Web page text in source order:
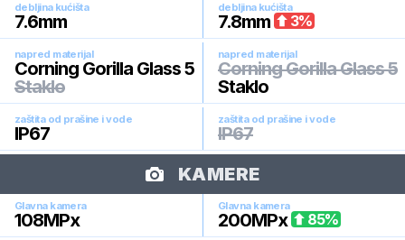
debljina kućišta
7.6mm
debljina kućišta
7.8mm 3%
napred materijal
Corning Gorilla Glass 5
Staklo
napred materijal
Corning Gorilla Glass 5
Staklo
zaštita od prašine i vode
IP67
zaštita od prašine i vode
IP67
KAMERE
Glavna kamera
108MPx
Glavna kamera
200MPx 85%